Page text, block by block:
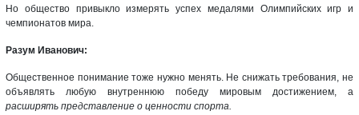
Но общество привыкло измерять успех медалями Олимпийских игр и
чемпионатов мира.
Разум Иванович:
Общественное понимание тоже нужно менять. Не снижать требования, не
объявлять любую внутреннюю победу мировым достижением, а
расширять представление о ценности спорта.